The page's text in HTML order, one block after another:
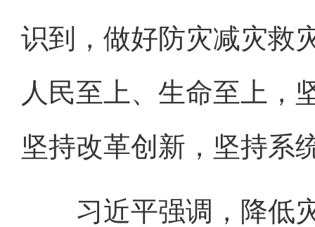
识到，做好防灾减灾救
人民至上、生命至上，
坚持改革创新，坚持系
习近平强调，降低灾